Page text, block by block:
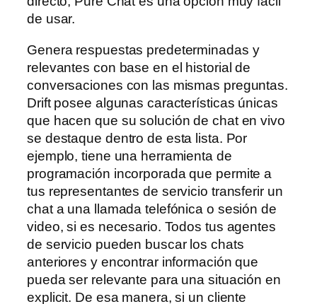
de usar.
Genera respuestas predeterminadas y
relevantes con base en el historial de
conversaciones con las mismas preguntas.
Drift posee algunas características únicas
que hacen que su solución de chat en vivo
se destaque dentro de esta lista. Por
ejemplo, tiene una herramienta de
programación incorporada que permite a
tus representantes de servicio transferir un
chat a una llamada telefónica o sesión de
video, si es necesario. Todos tus agentes
de servicio pueden buscar los chats
anteriores y encontrar información que
pueda ser relevante para una situación en
explicit. De esa manera, si un cliente